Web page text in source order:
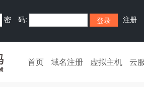
密 码: 注册
首页 域名注册 虚拟主机 云